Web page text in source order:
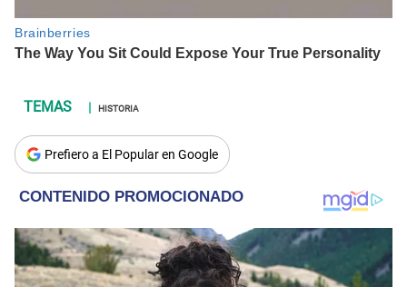
HISTORIA
Prefiero a El Popular en Google